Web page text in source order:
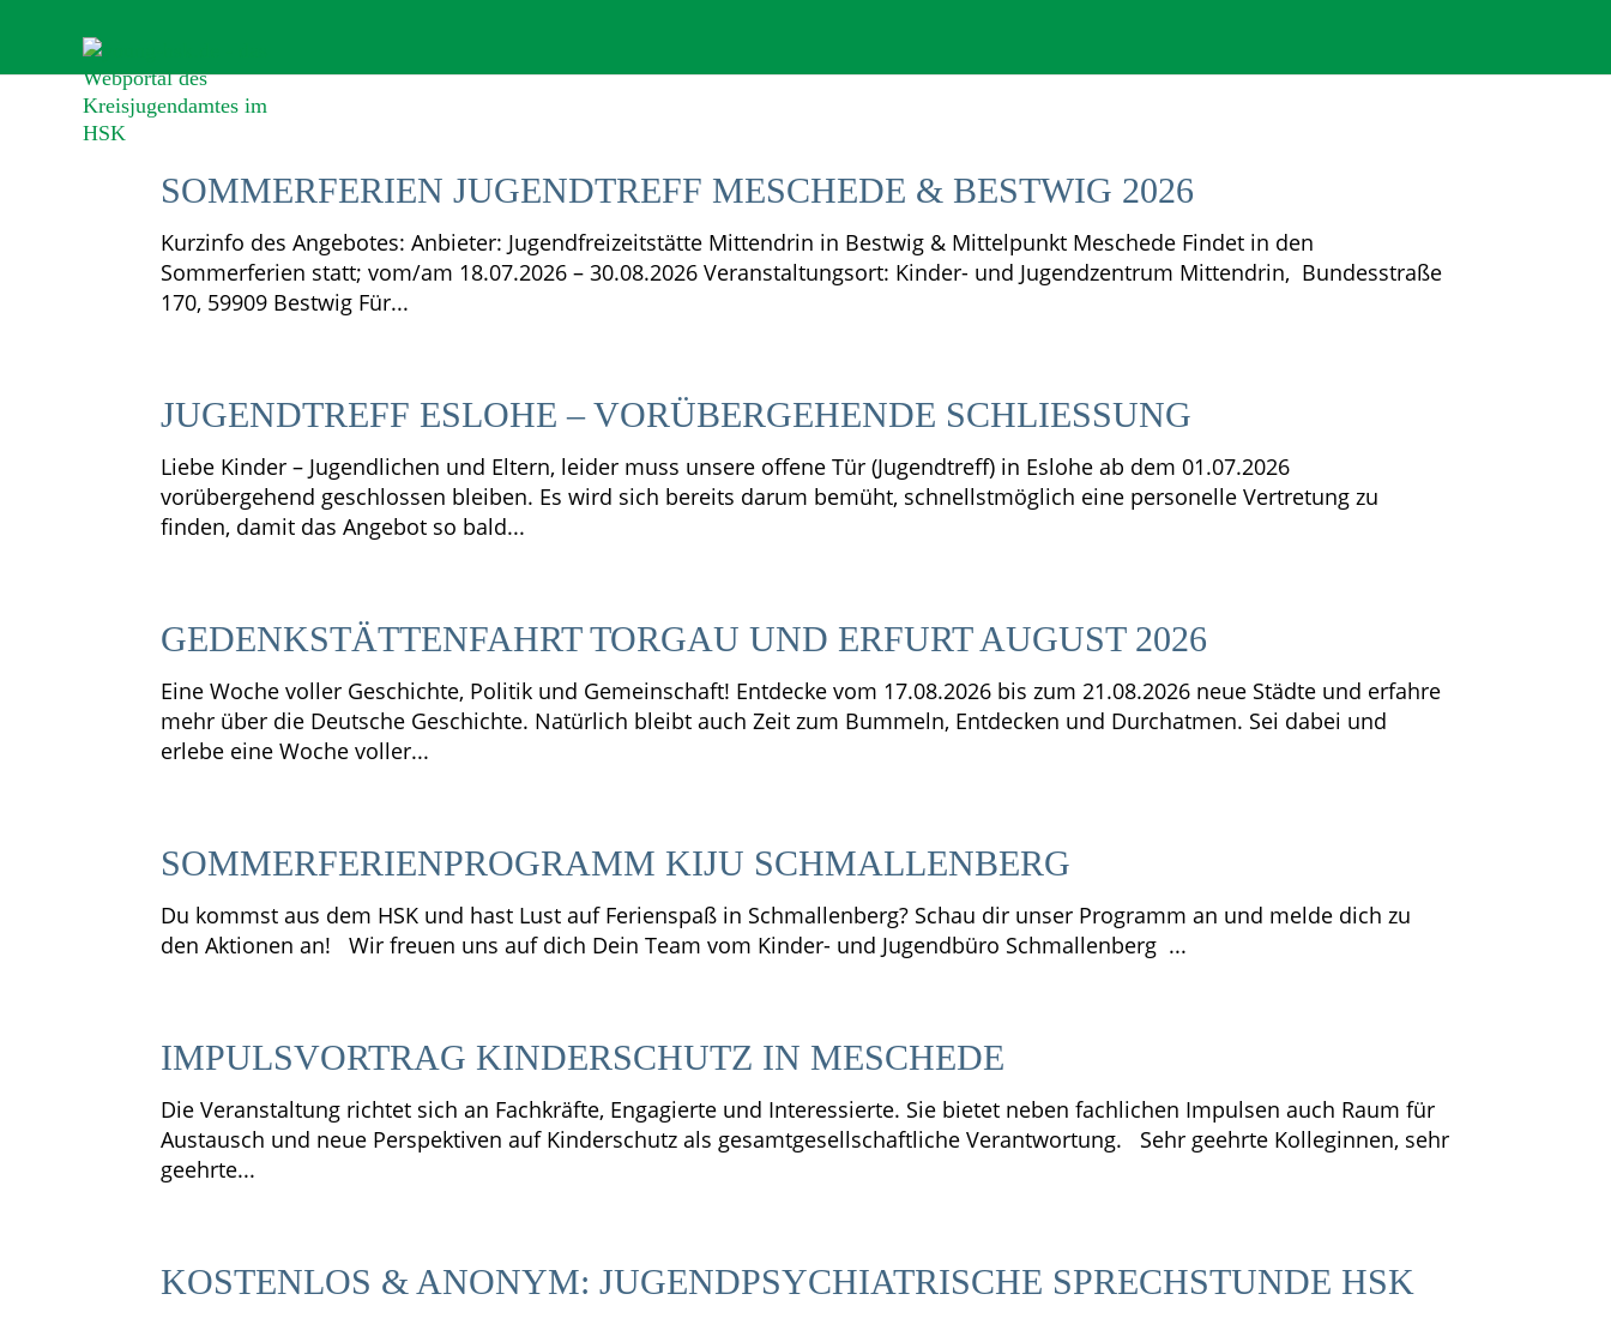
SOMMERFERIEN JUGENDTREFF MESCHEDE & BESTWIG 2026
Kurzinfo des Angebotes: Anbieter: Jugendfreizeitstätte Mittendrin in Bestwig & Mittelpunkt Meschede Findet in den
Sommerferien statt; vom/am 18.07.2026 – 30.08.2026 Veranstaltungsort: Kinder- und Jugendzentrum Mittendrin, Bundesstraße
170, 59909 Bestwig Für...
JUGENDTREFF ESLOHE – ­VORÜBERGEHENDE SCHLIESSUNG
Liebe Kinder – Jugendlichen und Eltern, leider muss unsere offene Tür (Jugendtreff) in Eslohe ab dem 01.07.2026
vorübergehend geschlossen bleiben. Es wird sich bereits darum bemüht, schnellstmöglich eine personelle Vertretung zu
finden, damit das Angebot so bald...
GEDENKSTÄTTENFAHRT TORGAU UND ERFURT AUGUST 2026
Eine Woche voller Geschichte, Politik und Gemeinschaft! Entdecke vom 17.08.2026 bis zum 21.08.2026 neue Städte und erfahre
mehr über die Deutsche Geschichte. Natürlich bleibt auch Zeit zum Bummeln, Entdecken und Durchatmen. Sei dabei und
erlebe eine Woche voller...
SOMMERFERIENPROGRAMM KIJU SCHMALLENBERG
Du kommst aus dem HSK und hast Lust auf Ferienspaß in Schmallenberg? Schau dir unser Programm an und melde dich zu
den Aktionen an! Wir freuen uns auf dich Dein Team vom Kinder- und Jugendbüro Schmallenberg ...
IMPULSVORTRAG KINDERSCHUTZ IN MESCHEDE
Die Veranstaltung richtet sich an Fachkräfte, Engagierte und Interessierte. Sie bietet neben fachlichen Impulsen auch Raum für
Austausch und neue Perspektiven auf Kinderschutz als gesamtgesellschaftliche Verantwortung. Sehr geehrte Kolleginnen, sehr
geehrte...
KOSTENLOS & ANONYM: JUGENDPSYCHIATRISCHE SPRECHSTUNDE HSK